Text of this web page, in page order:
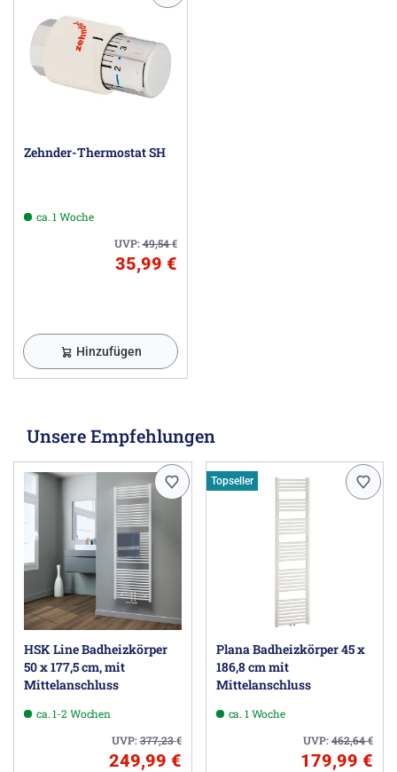
Zehnder-Thermostat SH
ca. 1 Woche
UVP:49,54€
35,99 €
Hinzufügen
Unsere Empfehlungen
HSK Line Badheizkörper
50 x 177,5 cm, mit
Mittelanschluss
ca. 1-2 Wochen
UVP:377,23€
249,99 €
Topseller
Plana Badheizkörper 45 x
186,8 cm mit
Mittelanschluss
ca. 1 Woche
UVP:462,64€
179,99 €